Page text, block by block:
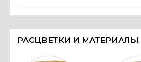
РАСЦВЕТКИ И МАТЕРИАЛЫ